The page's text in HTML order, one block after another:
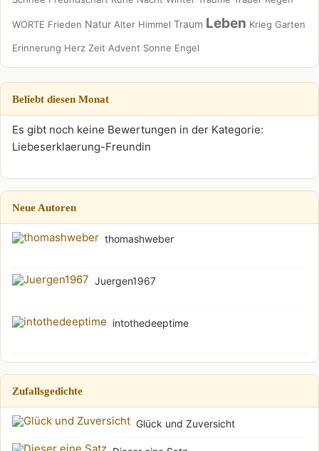
WORTE Frieden Natur Alter Himmel Traum Leben Krieg Garten
Erinnerung Herz Zeit Advent Sonne Engel
Beliebt diesen Monat
Es gibt noch keine Bewertungen in der Kategorie:
Liebeserklaerung-Freundin
Neue Autoren
thomashweber
Juergen1967
intothedeeptime
Zufallsgedichte
Glück und Zuversicht